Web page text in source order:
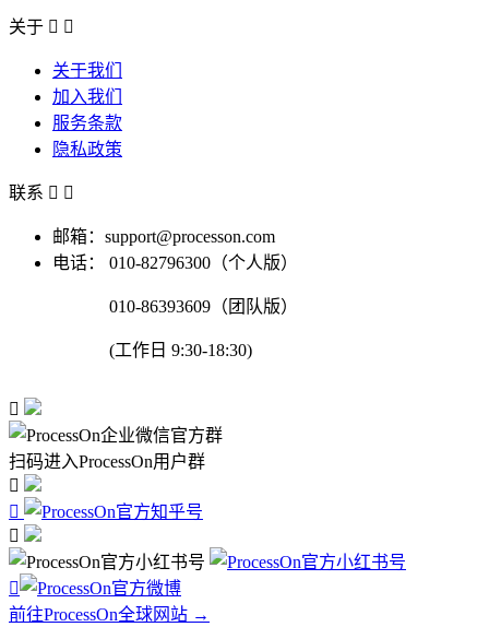
关于  
关于我们
加入我们
服务条款
隐私政策
联系  
邮箱：support@processon.com
电话：
010-82796300（个人版）
010-86393609（团队版）
(工作日 9:30-18:30)

扫码进入ProcessOn用户群




前往ProcessOn全球网站 →